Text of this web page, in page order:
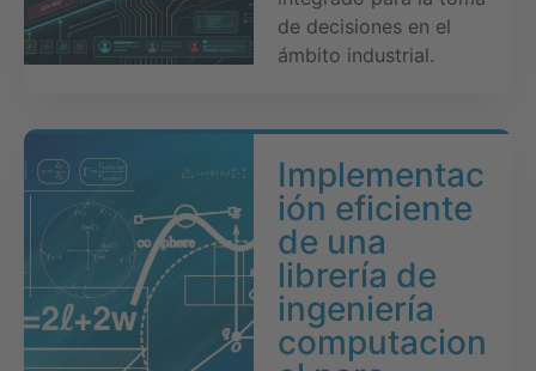
de decisiones en el
ámbito industrial.
Implementac
ión eficiente
de una
librería de
ingeniería
computacion